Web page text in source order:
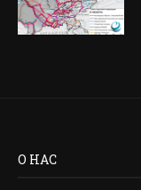
О НАС